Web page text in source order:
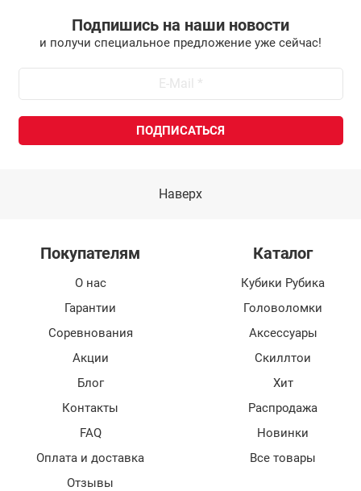
Подпишись на наши новости
и получи специальное предложение уже сейчас!
Наверх
Покупателям
О нас
Гарантии
Соревнования
Акции
Блог
Контакты
FAQ
Оплата и доставка
Отзывы
Каталог
Кубики Рубика
Головоломки
Аксессуары
Скиллтои
Хит
Распродажа
Новинки
Все товары